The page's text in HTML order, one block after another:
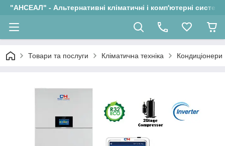
"АНСЕАЛ" - Альтернативні кліматичні і комп'ютерні системи
Товари та послуги Кліматична техніка Кондиціонери